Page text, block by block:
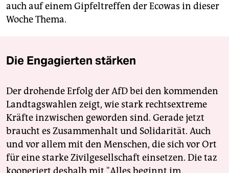
auch auf einem Gipfeltreffen der Ecowas in dieser
Woche Thema.
Die Engagierten stärken
Der drohende Erfolg der AfD bei den kommenden
Landtagswahlen zeigt, wie stark rechtsextreme
Kräfte inzwischen geworden sind. Gerade jetzt
braucht es Zusammenhalt und Solidarität. Auch
und vor allem mit den Menschen, die sich vor Ort
für eine starke Zivilgesellschaft einsetzen. Die taz